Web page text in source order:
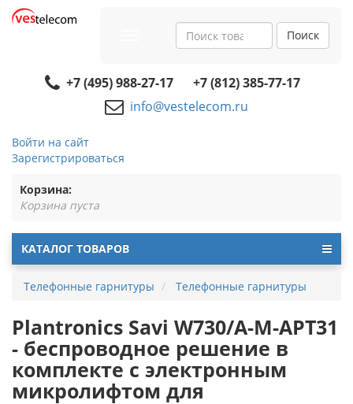
navigation
Поиск
+7 (495) 988-27-17
+7 (812) 385-77-17
info@vestelecom.ru
Войти на сайт
Зарегистрироваться
Корзина:
Корзина пуста
КАТАЛОГ ТОВАРОВ
Телефонные гарнитуры Телефонные гарнитуры
Plantronics Savi W730/A-M-APT31
- беспроводное решение в
комплекте с электронным
микролифтом для